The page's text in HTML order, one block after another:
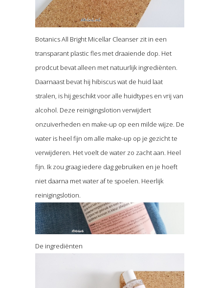
Botanics All Bright Micellar Cleanser zit in een
transparant plastic fles met draaiende dop. Het
prodcut bevat alleen met natuurlijk ingrediënten.
Daarnaast bevat hij hibiscus wat de huid laat
stralen, is hij geschikt voor alle huidtypes en vrij van
alcohol. Deze reinigingslotion verwijdert
onzuiverheden en make-up op een milde wijze. De
water is heel fijn om alle make-up op je gezicht te
verwijderen. Het voelt de water zo zacht aan. Heel
fijn. Ik zou graag iedere dag gebruiken en je hoeft
niet daarna met water af te spoelen. Heerlijk
reinigingslotion.
De ingrediënten